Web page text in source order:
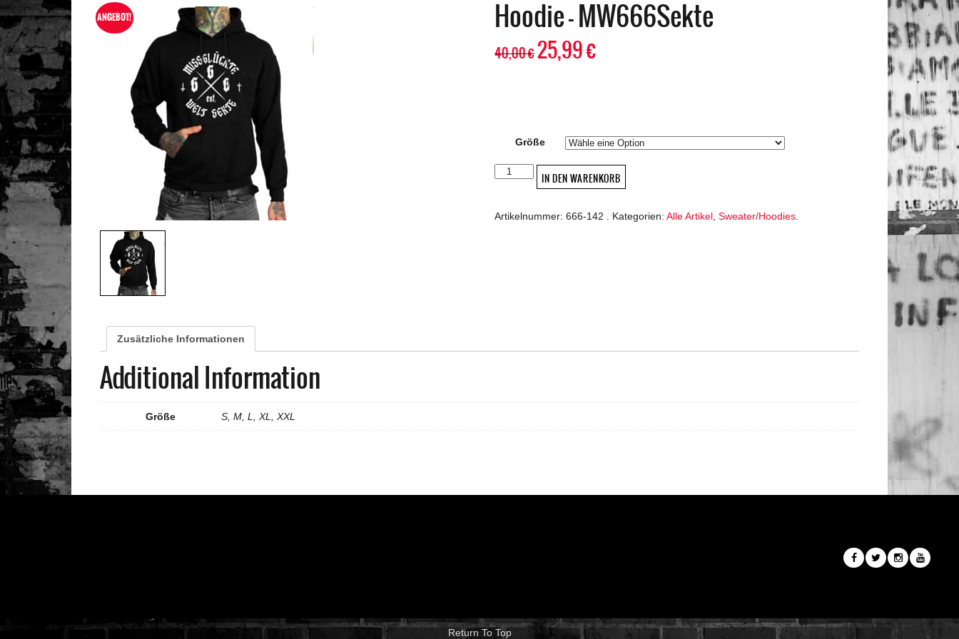
ANGEBOT! Hoodie – MW666Sekte
40,00€25,99€
Größe
Hoodie
Menge
IN DEN WARENKORB
Artikelnummer:666-142 Kategorien:Alle Artikel ,Sweater/Hoodies
Zusätzliche Informationen
Additional Information
Größe S, M, L, XL, XXL
Return To Top